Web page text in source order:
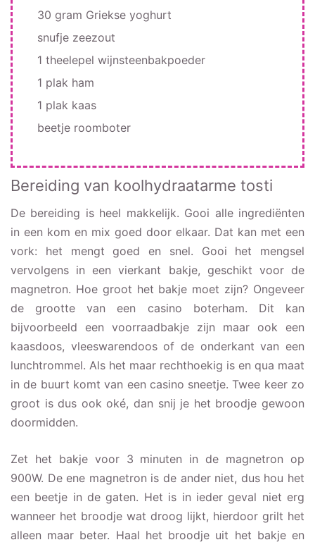
30 gram Griekse yoghurt
snufje zeezout
1 theelepel wijnsteenbakpoeder
1 plak ham
1 plak kaas
beetje roomboter
Bereiding van koolhydraatarme tosti
De bereiding is heel makkelijk. Gooi alle ingrediënten
in een kom en mix goed door elkaar. Dat kan met een
vork: het mengt goed en snel. Gooi het mengsel
vervolgens in een vierkant bakje, geschikt voor de
magnetron. Hoe groot het bakje moet zijn? Ongeveer
de grootte van een casino boterham. Dit kan
bijvoorbeeld een voorraadbakje zijn maar ook een
kaasdoos, vleeswarendoos of de onderkant van een
lunchtrommel. Als het maar rechthoekig is en qua maat
in de buurt komt van een casino sneetje. Twee keer zo
groot is dus ook oké, dan snij je het broodje gewoon
doormidden.
Zet het bakje voor 3 minuten in de magnetron op
900W. De ene magnetron is de ander niet, dus hou het
een beetje in de gaten. Het is in ieder geval niet erg
wanneer het broodje wat droog lijkt, hierdoor grilt het
alleen maar beter. Haal het broodje uit het bakje en